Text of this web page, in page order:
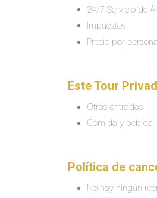
24/7 Servicio de
Impuestos
Precio por persona
Este Tour
Otras entradas
Comida y bebida
Política de
No hay ningún